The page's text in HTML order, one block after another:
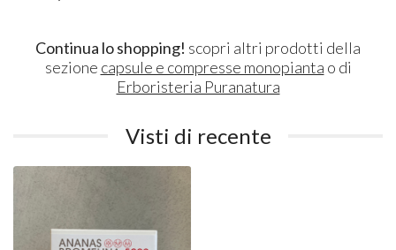
Continua lo shopping! scopri altri prodotti della
sezione capsule e compresse monopianta o di
Erboristeria Puranatura
Visti di recente